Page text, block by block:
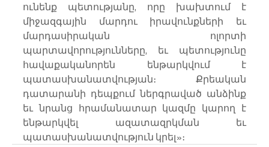
ունենք պետությանը, որը խախտում է
միջազգային մարդու իրավունքների եւ
մարդասիրական ոլորտի
պարտավորությունները, եւ պետությունը
հավաքականորեն ենթարկվում է
պատասխանատվության։ Քրեական
դատարանի դեպքում ներգրաված անձինք
եւ նրանց հրամանատար կազմը կարող է
ենթարկվել ազատազրկման եւ
պատասխանատվություն կրել»։